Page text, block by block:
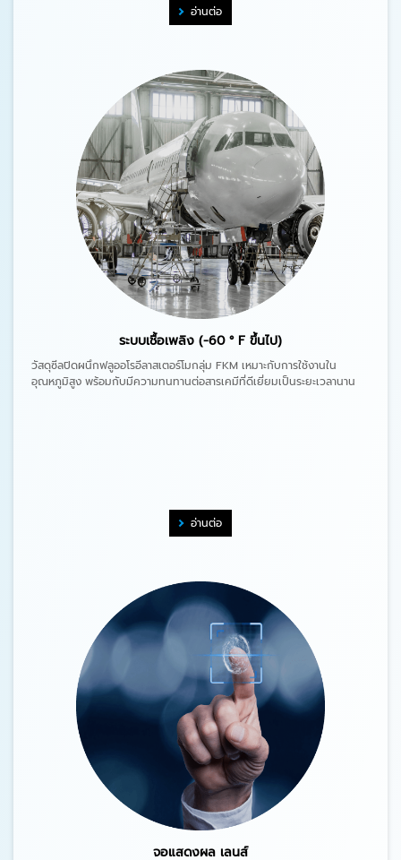
อ่านต่อ
ระบบเชื้อเพลิง (-60 ° F ขึ้นไป)
วัสดุซีลปิดผนึกฟลูออโรอีลาสเตอร์โมกลุ่ม FKM เหมาะกับการใช้งานใน
อุณหภูมิสูง พร้อมกับมีความทนทานต่อสารเคมีที่ดีเยี่ยมเป็นระยะเวลานาน
อ่านต่อ
จอแสดงผล เลนส์